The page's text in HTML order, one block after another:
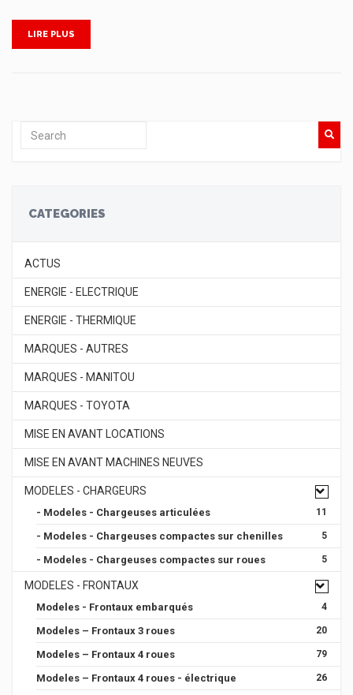
LIRE PLUS
CATEGORIES
ACTUS
ENERGIE - ELECTRIQUE
ENERGIE - THERMIQUE
MARQUES - AUTRES
MARQUES - MANITOU
MARQUES - TOYOTA
MISE EN AVANT LOCATIONS
MISE EN AVANT MACHINES NEUVES
MODELES - CHARGEURS
- Modeles - Chargeuses articulées 11
- Modeles - Chargeuses compactes sur chenilles 5
- Modeles - Chargeuses compactes sur roues 5
MODELES - FRONTAUX
Modeles - Frontaux embarqués 4
Modeles – Frontaux 3 roues 20
Modeles – Frontaux 4 roues 79
Modeles – Frontaux 4 roues - électrique 26